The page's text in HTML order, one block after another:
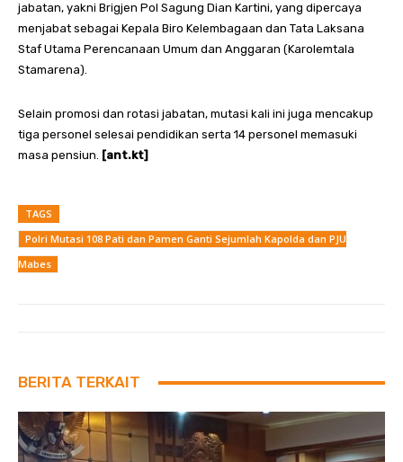
jabatan, yakni Brigjen Pol Sagung Dian Kartini, yang dipercaya
menjabat sebagai Kepala Biro Kelembagaan dan Tata Laksana
Staf Utama Perencanaan Umum dan Anggaran (Karolemtala
Stamarena).
Selain promosi dan rotasi jabatan, mutasi kali ini juga mencakup
tiga personel selesai pendidikan serta 14 personel memasuki
masa pensiun. [ant.kt]
TAGS
Polri Mutasi 108 Pati dan Pamen Ganti Sejumlah Kapolda dan PJU
Mabes
BERITA TERKAIT